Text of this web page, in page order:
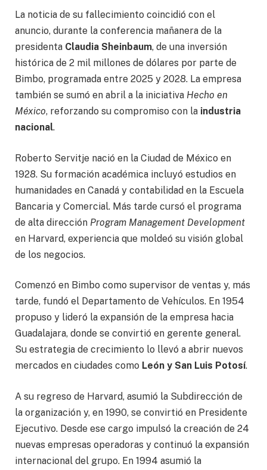
La noticia de su fallecimiento coincidió con el
anuncio, durante la conferencia mañanera de la
presidenta Claudia Sheinbaum, de una inversión
histórica de 2 mil millones de dólares por parte de
Bimbo, programada entre 2025 y 2028. La empresa
también se sumó en abril a la iniciativa Hecho en
México, reforzando su compromiso con la industria
nacional.
Roberto Servitje nació en la Ciudad de México en
1928. Su formación académica incluyó estudios en
humanidades en Canadá y contabilidad en la Escuela
Bancaria y Comercial. Más tarde cursó el programa
de alta dirección Program Management Development
en Harvard, experiencia que moldeó su visión global
de los negocios.
Comenzó en Bimbo como supervisor de ventas y, más
tarde, fundó el Departamento de Vehículos. En 1954
propuso y lideró la expansión de la empresa hacia
Guadalajara, donde se convirtió en gerente general.
Su estrategia de crecimiento lo llevó a abrir nuevos
mercados en ciudades como León y San Luis Potosí.
A su regreso de Harvard, asumió la Subdirección de
la organización y, en 1990, se convirtió en Presidente
Ejecutivo. Desde ese cargo impulsó la creación de 24
nuevas empresas operadoras y continuó la expansión
internacional del grupo. En 1994 asumió la